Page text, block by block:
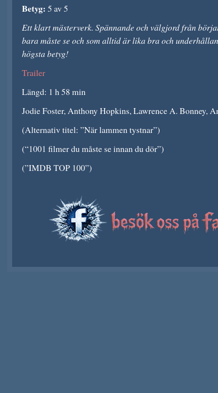
Betyg: 5 av 5
Ett klart mästerverk. Spännande och välgjord från
bara måste se och som alltid är lika bra och
högsta betyg!
Trailer
Längd: 1 h 58 min
Jodie Foster, Anthony Hopkins, Lawrence A. Bonney,
(Alternativ titel: ”När lammen tystnar”)
(“1001 filmer du måste se innan du dör”)
(”IMDB TOP 100”)